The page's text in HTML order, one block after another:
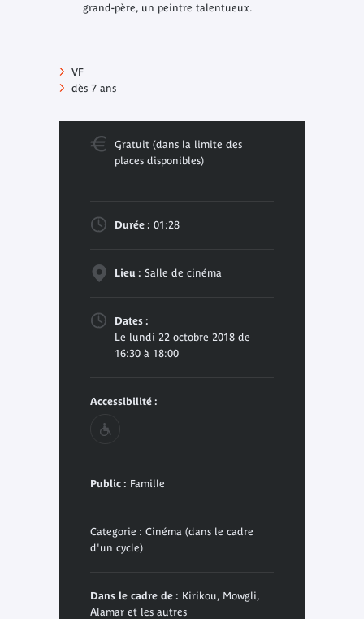
grand-père, un peintre talentueux.
VF
dès 7 ans
Gratuit (dans la limite des
places disponibles)
Durée : 01:28
Lieu : Salle de cinéma
Dates :
Le lundi 22 octobre 2018 de
16:30 à 18:00
Accessibilité :
Public : Famille
Categorie : Cinéma (dans le cadre
d'un cycle)
Dans le cadre de : Kirikou, Mowgli,
Alamar et les autres